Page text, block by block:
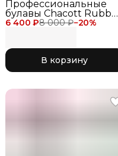
6 400 ₽8 000 ₽−20%
Профессиональные
булавы Chacott Rubber
Clubs 36 см, цвет
В корзину